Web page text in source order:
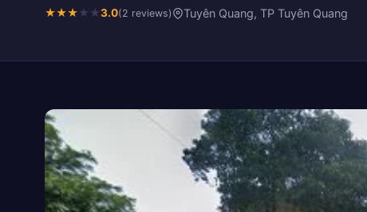
★★★★ ★3.0(2 reviews) Tuyên Quang, TP Tuyên Quang